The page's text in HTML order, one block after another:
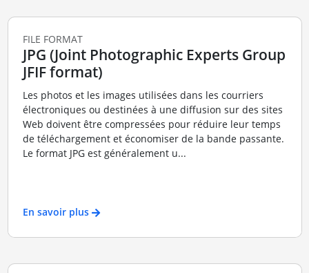
FILE FORMAT
JPG (Joint Photographic Experts Group
JFIF format)
Les photos et les images utilisées dans les courriers
électroniques ou destinées à une diffusion sur des sites
Web doivent être compressées pour réduire leur temps
de téléchargement et économiser de la bande passante.
Le format JPG est généralement u...
En savoir plus